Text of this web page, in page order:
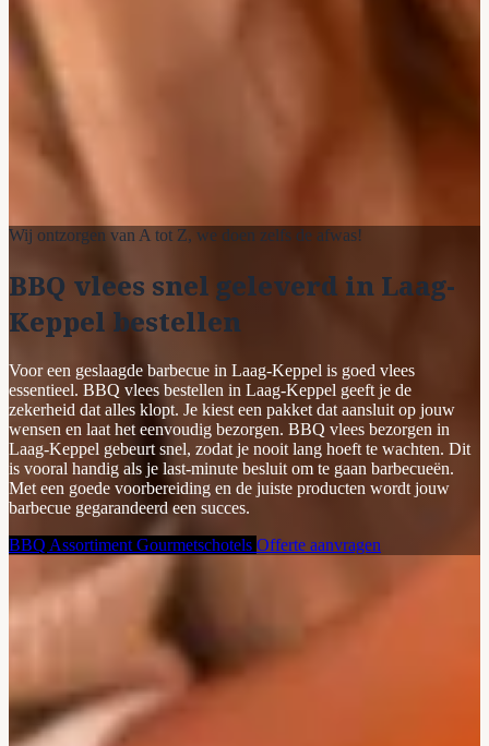
Wij ontzorgen van A tot Z, we doen zelfs de afwas!
BBQ vlees snel geleverd in Laag-
Keppel bestellen
Voor een geslaagde barbecue in Laag-Keppel is goed vlees
essentieel. BBQ vlees bestellen in Laag-Keppel geeft je de
zekerheid dat alles klopt. Je kiest een pakket dat aansluit op jouw
wensen en laat het eenvoudig bezorgen. BBQ vlees bezorgen in
Laag-Keppel gebeurt snel, zodat je nooit lang hoeft te wachten. Dit
is vooral handig als je last-minute besluit om te gaan barbecueën.
Met een goede voorbereiding en de juiste producten wordt jouw
barbecue gegarandeerd een succes.
BBQ Assortiment Gourmetschotels Offerte aanvragen